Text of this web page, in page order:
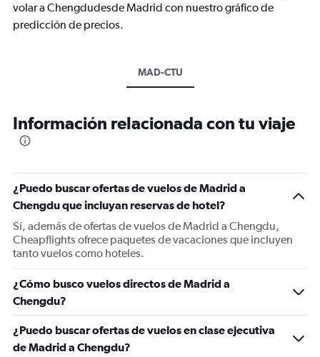
volar a Chengdudesde Madrid con nuestro gráfico de
predicción de precios.
MAD-CTU
Información relacionada con tu viaje
¿Puedo buscar ofertas de vuelos de Madrid a
Chengdu que incluyan reservas de hotel?
Sí, además de ofertas de vuelos de Madrid a Chengdu,
Cheapflights ofrece paquetes de vacaciones que incluyen
tanto vuelos como hoteles.
¿Cómo busco vuelos directos de Madrid a
Chengdu?
¿Puedo buscar ofertas de vuelos en clase ejecutiva
de Madrid a Chengdu?